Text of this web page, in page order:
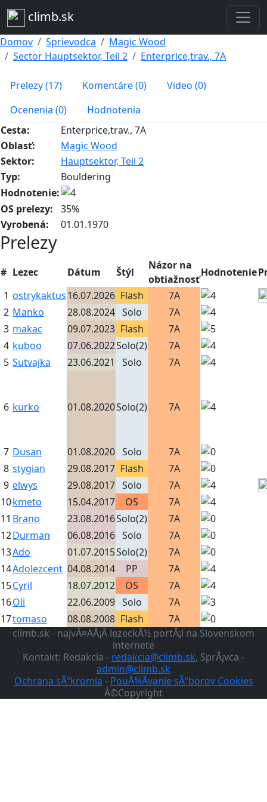
climb.sk
Domov Sprievodca
Magic Wood
Sector Hauptsektor, Teil 2
Enterprice,trav., 7A
Prelezy (17) Komentáre (0)
Video (0)
Ocenenia (0)
Hodnotenia
Cesta:
Enterprice,trav., 7A
Oblasť:
Magic Wood
Sektor:
Hauptsektor, Teil 2
Typ:
Bouldering
Hodnotenie:
OS prelezy:
35%
Vyrobená:
01.01.1970
Prelezy
# Lezec Dátum Štýl
Názor na
obtiažnosť
Hodnotenie
1 ostrykaktus16.07.2026 Flash
7A
2 Manko 28.08.2024 Solo
7A
3 makac 09.07.2023 Flash
7A
4 kuboo 07.06.2022Solo(2)
7A
5 Sutvajka 23.06.2021 Solo 7A
6 kurko 01.08.2020Solo(2) 7A
7 Dusan 01.08.2020 Solo
7A
8 stygian 29.08.2017 Flash
7A
9 elwys 29.08.2017 Solo
7A
10kmeto 15.04.2017 OS
7A
11 Brano 23.08.2016Solo(2)
7A
12Durman 06.08.2016 Solo
7A
13Ado 01.07.2015Solo(2)
7A
14Adolezcent 04.08.2014 PP
7A
15Cyril 18.07.2012 OS
7A
16Oli 22.06.2009 Solo
7A
17tomaso 08.08.2008 Flash
7A
climb.sk - najvÃ¤ÄÅ¡Ã­ lezeckÃ½ portÃ¡l na Slovenskom
internete
Kontakt: Redakcia - redakcia@climb.sk, SprÃ¡vca -
admin@climb.sk
Ochrana sÃºkromia - PouÅ¾Ã­vanie sÃºborov Cookies
Â©Copyright